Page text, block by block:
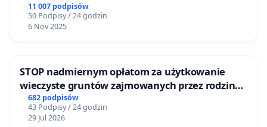
11 007 podpisów
50 Podpisy / 24 godzin
6 Nov 2025
STOP nadmiernym opłatom za użytkowanie
wieczyste gruntów zajmowanych przez rodzinne
ogrody działkowe.
682 podpisów
43 Podpisy / 24 godzin
29 Jul 2026